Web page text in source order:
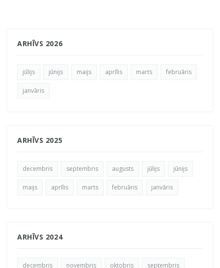
ARHĪVS 2026
jūlijs jūnijs maijs aprīlis marts februāris
janvāris
ARHĪVS 2025
decembris septembris augusts jūlijs jūnijs
maijs aprīlis marts februāris janvāris
ARHĪVS 2024
decembris novembris oktobris septembris